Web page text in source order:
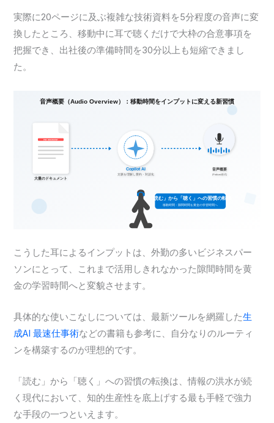
実際に20ページに及ぶ複雑な技術資料を5分程度の音声に変
換したところ、移動中に耳で聴くだけで大枠の合意事項を
把握でき、出社後の準備時間を30分以上も短縮できまし
た。
こうした耳によるインプットは、外勤の多いビジネスパー
ソンにとって、これまで活用しきれなかった隙間時間を黄
金の学習時間へと変貌させます。
具体的な使いこなしについては、最新ツールを網羅した生
成AI 最速仕事術などの書籍も参考に、自分なりのルーティ
ンを構築するのが理想的です。
「読む」から「聴く」への習慣の転換は、情報の洪水が続
く現代において、知的生産性を底上げする最も手軽で強力
な手段の一つといえます。